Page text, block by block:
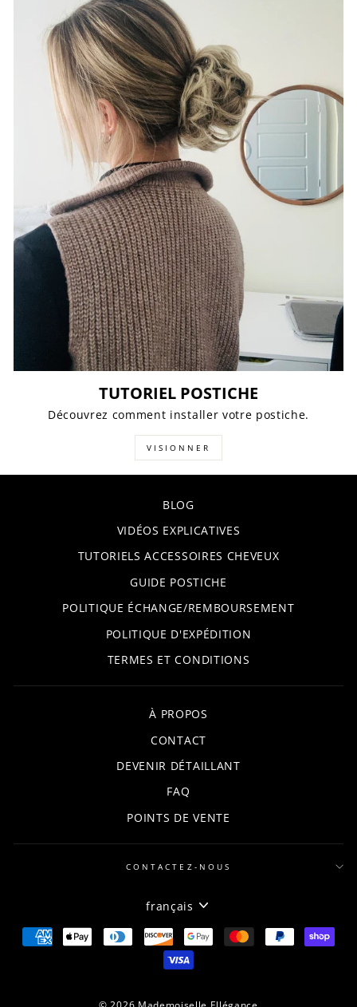
TUTORIEL POSTICHE
Découvrez comment installer votre postiche.
VISIONNER
BLOG
VIDÉOS EXPLICATIVES
TUTORIELS ACCESSOIRES CHEVEUX
GUIDE POSTICHE
POLITIQUE ÉCHANGE/REMBOURSEMENT
POLITIQUE D'EXPÉDITION
TERMES ET CONDITIONS
À PROPOS
CONTACT
DEVENIR DÉTAILLANT
FAQ
POINTS DE VENTE
CONTACTEZ-NOUS
LANGUE
français